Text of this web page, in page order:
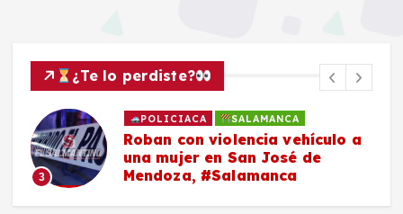
¿Te lo perdiste?
3
POLICIACA SALAMANCA
Roban con violencia vehículo a
una mujer en San José de
Mendoza, #Salamanca